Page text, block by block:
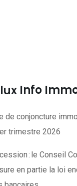
Info
de conjoncture
trimestre 2026
: le Conseil
en partie la loi